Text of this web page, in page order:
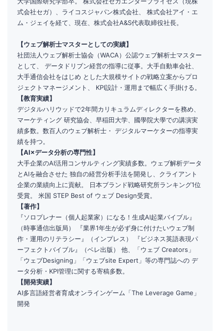
式会社セガ）、ライコスジャパン株式会社、 株式会社アイ・エ
ム・ジェイを経て、現在、株式会社A&S代表取締役社長。
【ウェブ解析士マスターとしての実績】
社団法人ウェブ解析士協会（WACA）公認ウェブ解析士マスター
として、 データドリブン経営の指導に従事。大手自動車会社、
大手通信会社をはじめ とした大規模サイトの戦略立案からプロ
ジェクトマネージメント、 KPI設計・運用まで幅広く手掛ける。
【教育実績】
デジタルハリウッドで2年間カリキュラムディレクターを務め、
マーケティング 研究協会、早稲田大学、國學院大學での講演実
績多数。数百人のウェブ解析士・ デジタルマーケターの指導実
績を持つ。
【AI×データ分析の専門性】
大手企業のAI活用コンサルティング実績多数。ウェブ解析データ
とAIを融合させた 独自の経営分析手法を開発し、クライアント
企業の業績向上に貢献。 日本ブランド戦略研究所ランキング1位
受賞。 米国 STEP Best of ウェブ Design受賞。
【著作】
『ソロプレナー（個人起業家）になる！生成AI起業バイブル』
（時事通信出版局） 『業界1年生が必ず身に付けたいウェブ制
作・運用のリテラシー』（インプレス） 『ビジネス英語表現パ
ーフェクトバイブル』（ベレ出版） 他、「ウェブ Creators」
「ウェブDesigning」「ウェブsite Expert」等の専門誌への デ
ータ分析・KPI管理に関する寄稿多数。
【開発実績】
AI多言語経営者育成オンラインゲーム「The Leverage Game」
開発